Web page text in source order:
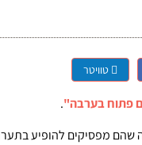
טוויטר
פתוח בערבה".
מפסיקים להופיע